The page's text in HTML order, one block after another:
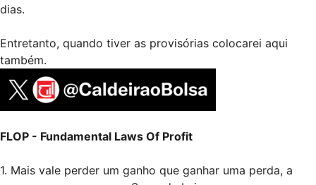
dias.
Entretanto, quando tiver as provisórias colocarei aqui
também.
FLOP - Fundamental Laws Of Profit
1. Mais vale perder um ganho que ganhar uma perda, a